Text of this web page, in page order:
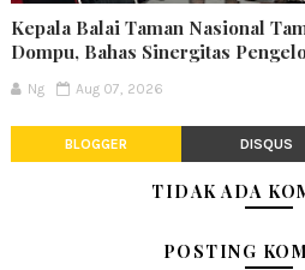
Kepala Balai Taman Nasional
Dompu, Bahas Sinergitas
Ng Aug 07, 2026
BLOGGER DISQUS
TIDAK ADA
POSTING